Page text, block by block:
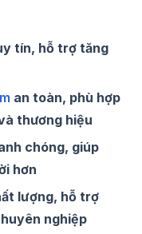
tín, hỗ trợ tăng
an toàn, phù hợp
thương hiệu
chóng, giúp
hơn
lượng, hỗ trợ
nghiệp